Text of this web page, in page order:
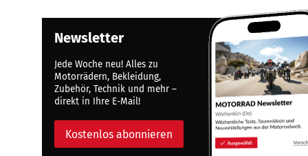
Newsletter
Jede Woche neu! Alles zu
Motorrädern, Bekleidung,
Zubehör, Technik und mehr –
direkt in Ihre E-Mail!
Kostenlos abonnieren